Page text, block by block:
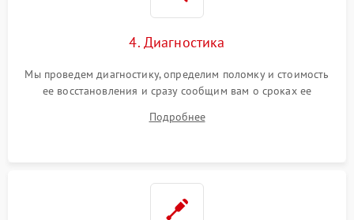
4. Диагностика
Мы проведем диагностику, определим поломку и стоимость
ее восстановления и сразу сообщим вам о сроках ее
Подробнее